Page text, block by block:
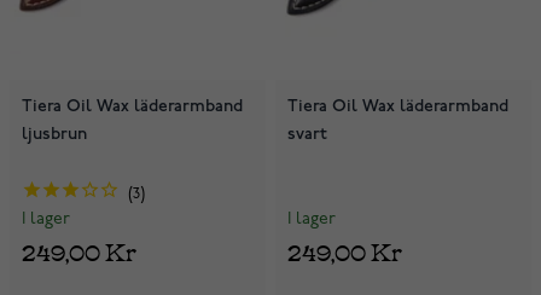
Tiera Oil Wax läderarmband
ljusbrun
3
I lager
249,00 Kr
Tiera Oil Wax läderarmband
svart
I lager
249,00 Kr